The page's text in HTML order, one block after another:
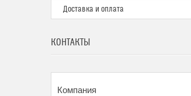
Доставка и оплата
КОНТАКТЫ